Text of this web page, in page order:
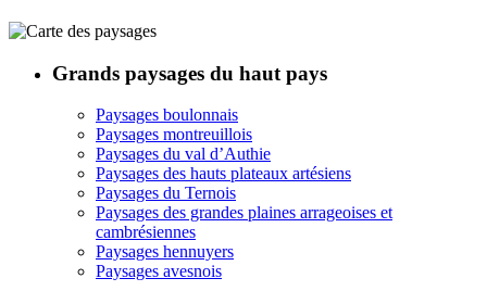
Grands paysages du haut pays
Paysages boulonnais
Paysages montreuillois
Paysages du val d’Authie
Paysages des hauts plateaux artésiens
Paysages du Ternois
Paysages des grandes plaines arrageoises et
cambrésiennes
Paysages hennuyers
Paysages avesnois